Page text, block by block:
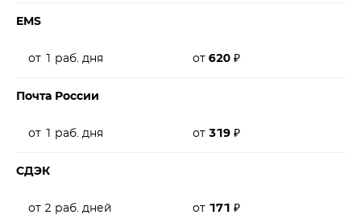
EMS
от 1 раб. дня от 620 ₽
Почта России
от 1 раб. дня от 319 ₽
СДЭК
от 2 раб. дней от 171 ₽